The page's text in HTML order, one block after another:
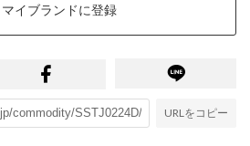
マイブランドに登録
URLをコピー